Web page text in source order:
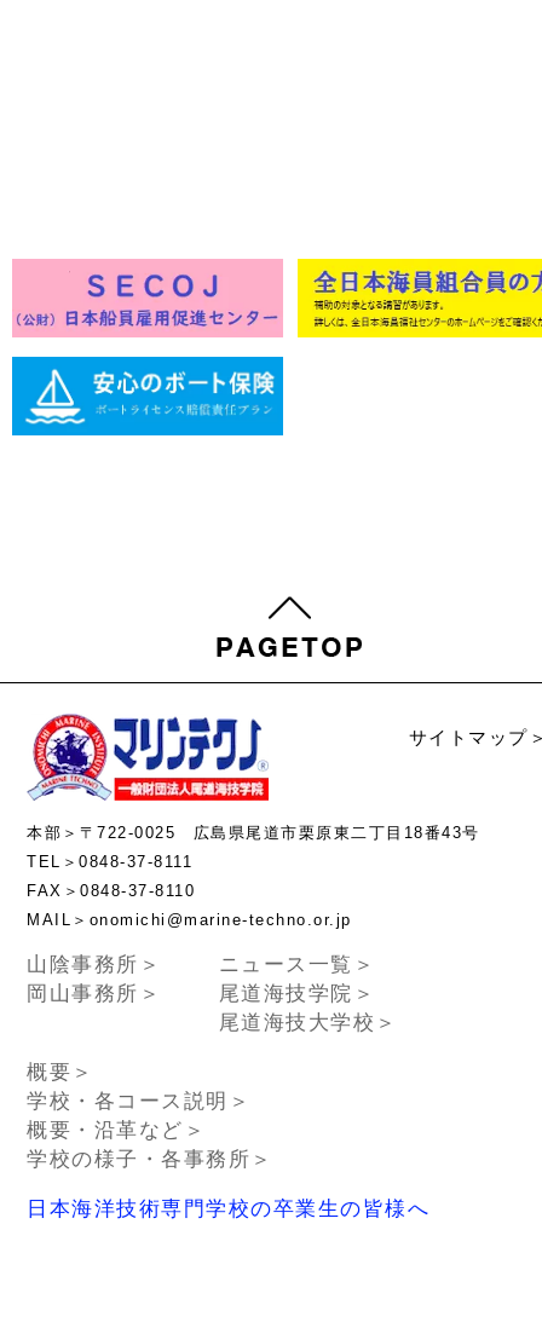
サイトマップ
本部＞〒722-0025 広島県尾道市栗原東二丁目18番43号
TEL＞0848-37-8111
FAX＞0848-37-8110
MAIL＞onomichi@marine-techno.or.jp
山陰事務所＞
岡山事務所＞
ニュース一覧＞
尾道海技学院＞
尾道海技大学校＞
概要＞
学校・各コース説明＞
概要・沿革など＞
学校の様子・各事務所＞
日本海洋技術専門学校の卒業生の皆様へ